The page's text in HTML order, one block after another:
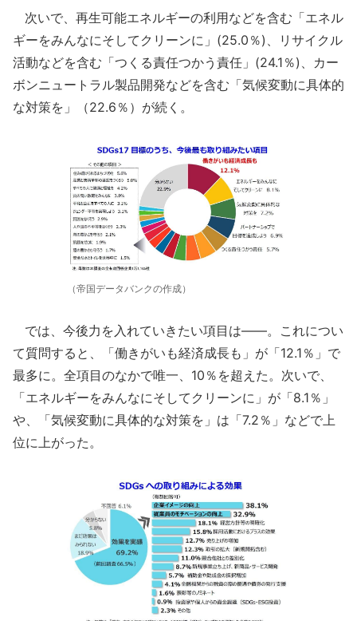
次いで、再生可能エネルギーの利用などを含む「エネル
ギーをみんなにそしてクリーンに」(25.0％)、リサイクル
活動などを含む「つくる責任つかう責任」(24.1％)、カー
ボンニュートラル製品開発などを含む「気候変動に具体的
な対策を」（22.6％）が続く。
（帝国データバンクの作成）
では、今後力を入れていきたい項目は――。これについ
て質問すると、「働きがいも経済成長も」が「12.1％」で
最多に。全項目のなかで唯一、10％を超えた。次いで、
「エネルギーをみんなにそしてクリーンに」が「8.1％」
や、「気候変動に具体的な対策を」は「7.2％」などで上
位に上がった。